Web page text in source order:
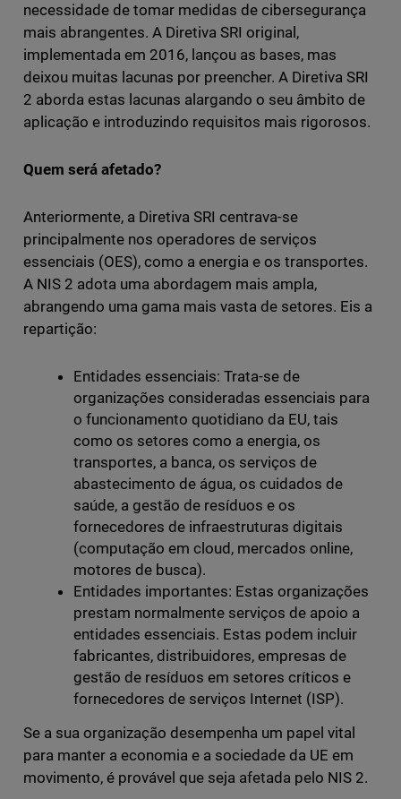
necessidade de tomar medidas de cibersegurança
mais abrangentes. A Diretiva SRI original,
implementada em 2016, lançou as bases, mas
deixou muitas lacunas por preencher. A Diretiva SRI
2 aborda estas lacunas alargando o seu âmbito de
aplicação e introduzindo requisitos mais rigorosos.
Quem será afetado?
Anteriormente, a Diretiva SRI centrava-se
principalmente nos operadores de serviços
essenciais (OES), como a energia e os transportes.
A NIS 2 adota uma abordagem mais ampla,
abrangendo uma gama mais vasta de setores. Eis a
repartição:
Entidades essenciais: Trata-se de
organizações consideradas essenciais para
o funcionamento quotidiano da EU, tais
como os setores como a energia, os
transportes, a banca, os serviços de
abastecimento de água, os cuidados de
saúde, a gestão de resíduos e os
fornecedores de infraestruturas digitais
(computação em cloud, mercados online,
motores de busca).
Entidades importantes: Estas organizações
prestam normalmente serviços de apoio a
entidades essenciais. Estas podem incluir
fabricantes, distribuidores, empresas de
gestão de resíduos em setores críticos e
fornecedores de serviços Internet (ISP).
Se a sua organização desempenha um papel vital
para manter a economia e a sociedade da UE em
movimento, é provável que seja afetada pelo NIS 2.